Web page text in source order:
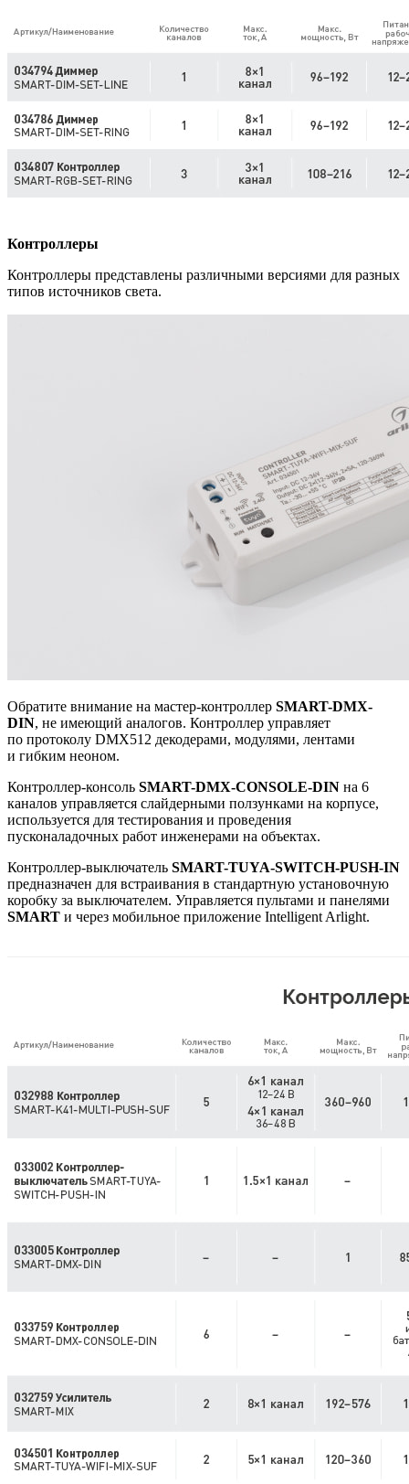
Контроллеры
Контроллеры представлены различными версиями для разных
типов источников света.
Обратите внимание на мастер-контроллер SMART-DMX-
DIN, не имеющий аналогов. Контроллер управляет
по протоколу DMX512 декодерами, модулями, лентами
и гибким неоном.
Контроллер-консоль SMART-DMX-CONSOLE-DIN на 6
каналов управляется слайдерными ползунками на корпусе,
используется для тестирования и проведения
пусконаладочных работ инженерами на объектах.
Контроллер-выключатель SMART-TUYA-SWITCH-PUSH-IN
предназначен для встраивания в стандартную установочную
коробку за выключателем. Управляется пультами и панелями
SMART и через мобильное приложение Intelligent Arlight.